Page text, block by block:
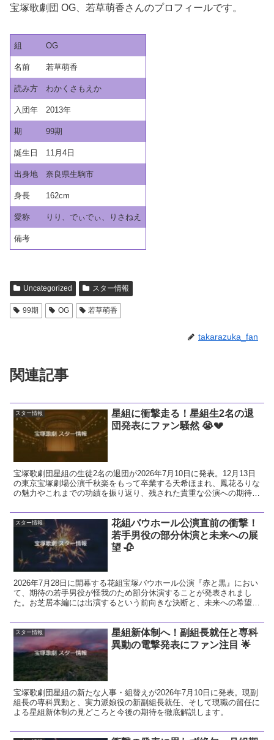
宝塚歌劇団 OG、若草萌香さんのプロフィールです。
組 OG
名前 若草萌香
読み方 わかくさもえか
入団年 2013年
期 99期
誕生日 11月4日
出身地 奈良県生駒市
身長 162cm
愛称 りり、でぃでぃ、りさねえ
備考
Uncategorized スター情報
99期 OG 若草萌香
takarazuka_fan
関連記事
スター情報
星組に衝撃走る！星組生2名の退
団発表にファン騒然 😭💔
宝塚歌劇団星組の生徒2名の退団が2026年7月10日に発表。12月13日
の東京宝塚劇場公演千秋楽をもって卒業する天希ほまれ、鳳花るりな
の魅力やこれまでの功績を振り返り、残された貴重な公演への期待と
スター情報
花組バウホール公演直前の衝撃！
若手男役の部分休演と未来への展
望 🥀
2026年7月28日に開幕する花組宝塚バウホール公演『赤と黒』におい
て、期待の若手男役が怪我のため部分休演することが発表されまし
た。お芝居本編には出演するという前向きな決断と、未来への希望に
スター情報
星組新体制へ！副組長就任と専科
異動の電撃発表にファン注目 🌟
宝塚歌劇団星組の新たな人事・組替えが2026年7月10日に発表。現副
組長の専科異動と、実力派娘役の新副組長就任、そして現職の留任に
よる星組新体制の見どころと今後の期待を徹底解説します。